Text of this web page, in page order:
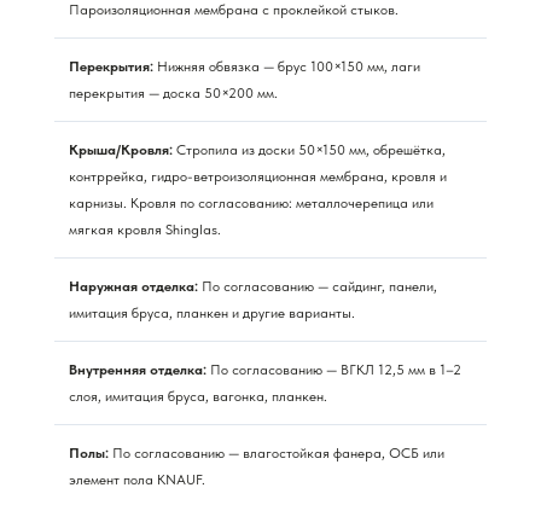
Пароизоляционная мембрана с проклейкой стыков.
Перекрытия: Нижняя обвязка — брус 100×150 мм, лаги
перекрытия — доска 50×200 мм.
Крыша/Кровля: Стропила из доски 50×150 мм, обрешётка,
контррейка, гидро-ветроизоляционная мембрана, кровля и
карнизы. Кровля по согласованию: металлочерепица или
мягкая кровля Shinglas.
Наружная отделка: По согласованию — сайдинг, панели,
имитация бруса, планкен и другие варианты.
Внутренняя отделка: По согласованию — ВГКЛ 12,5 мм в 1–2
слоя, имитация бруса, вагонка, планкен.
Полы: По согласованию — влагостойкая фанера, ОСБ или
элемент пола KNAUF.